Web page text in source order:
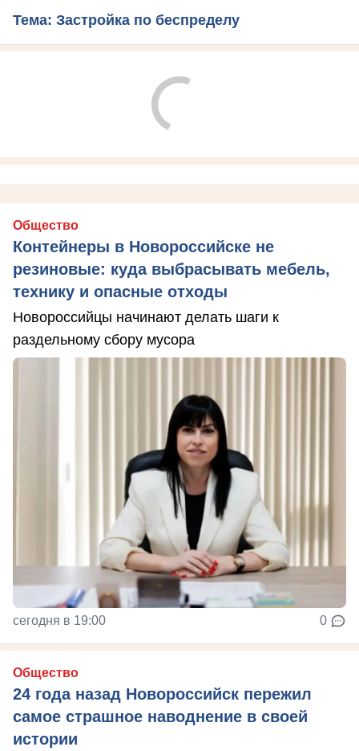
Тема: Застройка по беспределу
Общество
Контейнеры в Новороссийске не
резиновые: куда выбрасывать мебель,
технику и опасные отходы
Новороссийцы начинают делать шаги к
раздельному сбору мусора
сегодня в 19:00 0
Общество
24 года назад Новороссийск пережил
самое страшное наводнение в своей
истории